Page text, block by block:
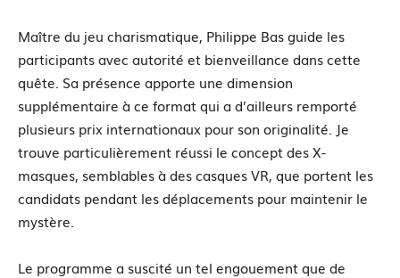
Maître du jeu charismatique, Philippe Bas guide les
participants avec autorité et bienveillance dans cette
quête. Sa présence apporte une dimension
supplémentaire à ce format qui a d’ailleurs remporté
plusieurs prix internationaux pour son originalité. Je
trouve particulièrement réussi le concept des X-
masques, semblables à des casques VR, que portent les
candidats pendant les déplacements pour maintenir le
mystère.
Le programme a suscité un tel engouement que de